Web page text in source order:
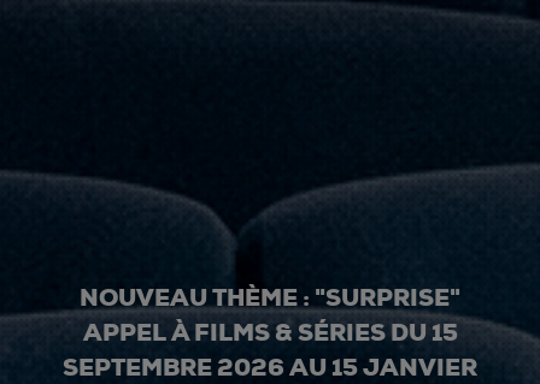
NOUVEAU THÈME : "SURPRISE"
APPEL À FILMS & SÉRIES DU 15
SEPTEMBRE 2026 AU 15 JANVIER